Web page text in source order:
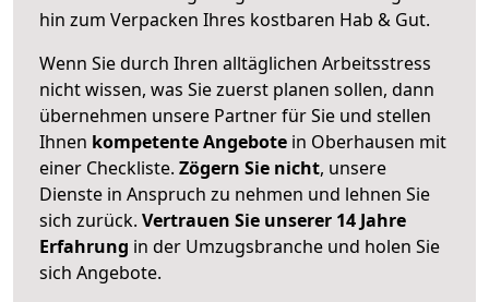
hin zum Verpacken Ihres kostbaren Hab & Gut.
Wenn Sie durch Ihren alltäglichen Arbeitsstress
nicht wissen, was Sie zuerst planen sollen, dann
übernehmen unsere Partner für Sie und stellen
Ihnen kompetente Angebote in Oberhausen mit
einer Checkliste. Zögern Sie nicht, unsere
Dienste in Anspruch zu nehmen und lehnen Sie
sich zurück. Vertrauen Sie unserer 14 Jahre
Erfahrung in der Umzugsbranche und holen Sie
sich Angebote.